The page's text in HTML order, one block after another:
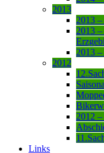
2013
2013 –
2013
2013
2012
2012
Links